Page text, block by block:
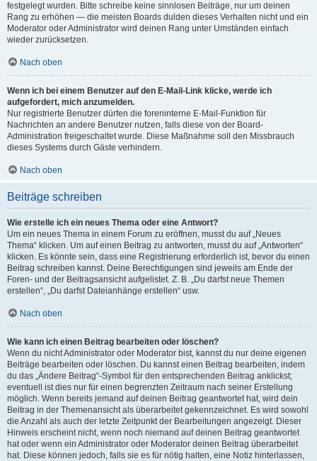
festgelegt wurden. Bitte schreibe keine sinnlosen Beiträge, nur um deinen
Rang zu erhöhen — die meisten Boards dulden dieses Verhalten nicht und ein
Moderator oder Administrator wird deinen Rang unter Umständen einfach
wieder zurücksetzen.
Nach oben
Wenn ich bei einem Benutzer auf den E-Mail-Link klicke, werde ich
aufgefordert, mich anzumelden.
Nur registrierte Benutzer dürfen die foreninterne E-Mail-Funktion für
Nachrichten an andere Benutzer nutzen, falls diese von der Board-
Administration freigeschaltet wurde. Diese Maßnahme soll den Missbrauch
dieses Systems durch Gäste verhindern.
Nach oben
Beiträge schreiben
Wie erstelle ich ein neues Thema oder eine Antwort?
Um ein neues Thema in einem Forum zu eröffnen, musst du auf „Neues
Thema“ klicken. Um auf einen Beitrag zu antworten, musst du auf „Antworten“
klicken. Es könnte sein, dass eine Registrierung erforderlich ist, bevor du einen
Beitrag schreiben kannst. Deine Berechtigungen sind jeweils am Ende der
Foren- und der Beitragsansicht aufgelistet. Z. B. „Du darfst neue Themen
erstellen“, „Du darfst Dateianhänge erstellen“ usw.
Nach oben
Wie kann ich einen Beitrag bearbeiten oder löschen?
Wenn du nicht Administrator oder Moderator bist, kannst du nur deine eigenen
Beiträge bearbeiten oder löschen. Du kannst einen Beitrag bearbeiten, indem
du das „Ändere Beitrag“-Symbol für den entsprechenden Beitrag anklickst;
eventuell ist dies nur für einen begrenzten Zeitraum nach seiner Erstellung
möglich. Wenn bereits jemand auf deinen Beitrag geantwortet hat, wird dein
Beitrag in der Themenansicht als überarbeitet gekennzeichnet. Es wird sowohl
die Anzahl als auch der letzte Zeitpunkt der Bearbeitungen angezeigt. Dieser
Hinweis erscheint nicht, wenn noch niemand auf deinen Beitrag geantwortet
hat oder wenn ein Administrator oder Moderator deinen Beitrag überarbeitet
hat. Diese können jedoch, falls sie es für nötig halten, eine Notiz hinterlassen,